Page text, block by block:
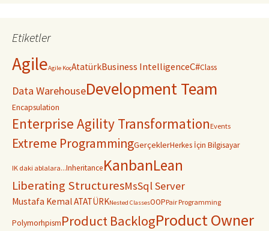
Etiketler
AgileAgile KoçAtatürkBusiness IntelligenceC#Class
Data WarehouseDevelopment Team
Encapsulation
Enterprise Agility TransformationEvents
Extreme ProgrammingGerçeklerHerkes İçin Bilgisayar
IK daki ablalara...InheritanceKanbanLean
Liberating StructuresMsSql Server
Mustafa Kemal ATATÜRKNested ClassesOOPPair Programming
PolymorhpismProduct BacklogProduct Owner